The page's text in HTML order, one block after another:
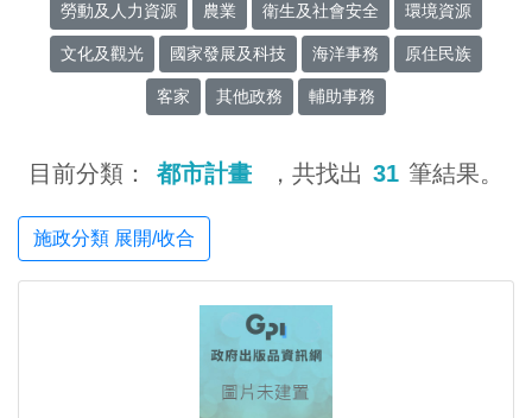
勞動及人力資源 農業 衛生及社會安全 環境資源
文化及觀光 國家發展及科技 海洋事務 原住民族
客家 其他政務 輔助事務
目前分類： 都市計畫 ，共找出 31 筆結果。
施政分類 展開/收合